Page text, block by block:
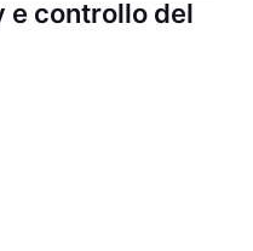
e controllo del